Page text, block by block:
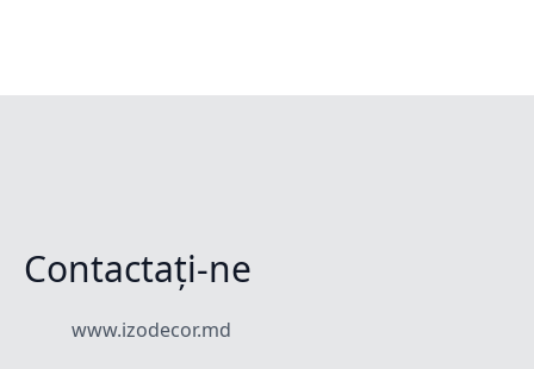
Contactați-ne
www.izodecor.md